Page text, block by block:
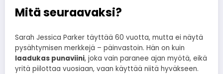
Mitä seuraavaksi?
Sarah Jessica Parker täyttää 60 vuotta, mutta ei näytä
pysähtymisen merkkejä – päinvastoin. Hän on kuin
laadukas punaviini, joka vain paranee ajan myötä, eikä
yritä piilottaa vuosiaan, vaan käyttää niitä hyväkseen.